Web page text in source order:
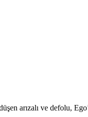
arızalı ve defolu,